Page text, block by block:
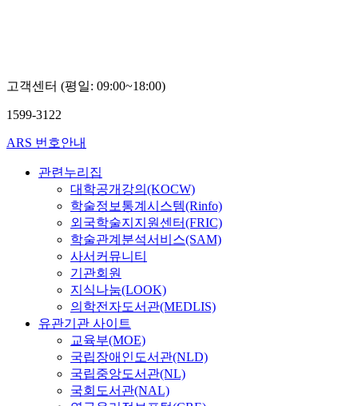
고객센터 (평일: 09:00~18:00)
1599-3122
ARS 번호안내
관련누리집
대학공개강의(KOCW)
학술정보통계시스템(Rinfo)
외국학술지지원센터(FRIC)
학술관계분석서비스(SAM)
사서커뮤니티
기관회원
지식나눔(LOOK)
의학전자도서관(MEDLIS)
유관기관 사이트
교육부(MOE)
국립장애인도서관(NLD)
국립중앙도서관(NL)
국회도서관(NAL)